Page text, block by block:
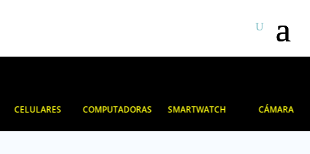
CELULARES COMPUTADORAS SMARTWATCH CÁMARA